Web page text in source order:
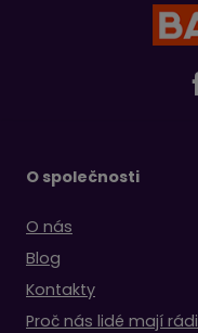
O společnosti
O nás
Blog
Kontakty
Proč nás lidé mají rádi